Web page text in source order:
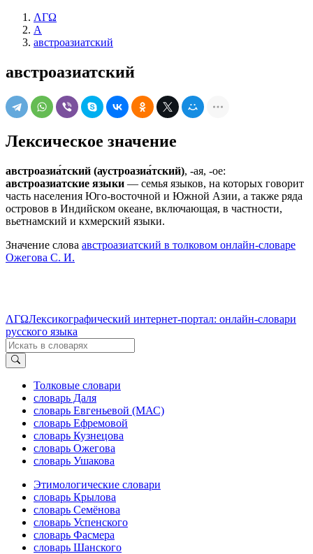
ΛΓΩ
А
австроазиатский
австроазиатский
Лексическое значение
австроазиа́тский (аустроазиа́тский), -ая, -ое:
австроазиатские языки — семья языков, на которых говорит
часть населения Юго-восточной и Южной Азии, а также ряда
островов в Индийском океане, включающая, в частности,
вьетнамский и кхмерский языки.
Значение слова австроазиатский в толковом онлайн-словаре
Ожегова C. И.
ΛΓΩЛексикографический интернет-портал: онлайн-словари
русского языка
Толковые словари
словарь Даля
словарь Евгеньевой (МАС)
словарь Ефремовой
словарь Кузнецова
словарь Ожегова
словарь Ушакова
Этимологические словари
словарь Крылова
словарь Семёнова
словарь Успенского
словарь Фасмера
словарь Шанского